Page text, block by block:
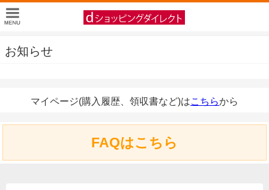
お知らせ
マイページ(購入履歴、領収書など)はこちらから
FAQはこちら